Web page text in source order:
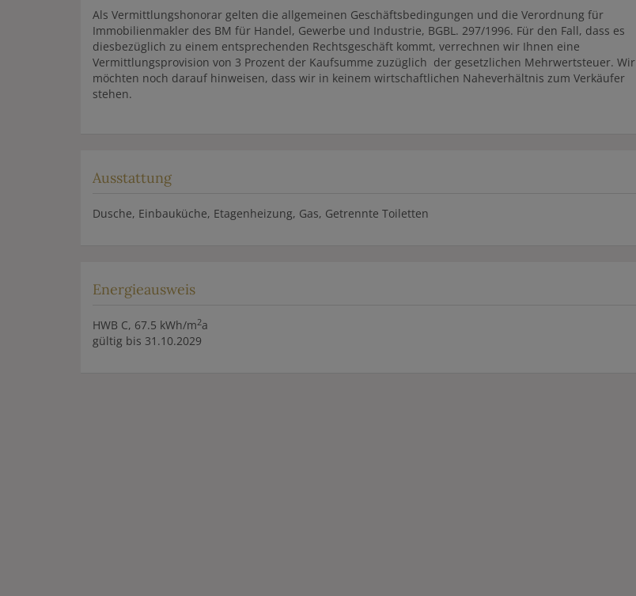
Als Vermittlungshonorar gelten die allgemeinen Geschäftsbedingungen und die Verordnung für
Immobilienmakler des BM für Handel, Gewerbe und Industrie, BGBL. 297/1996. Für den Fall, dass es
diesbezüglich zu einem entsprechenden Rechtsgeschäft kommt, verrechnen wir Ihnen eine
Vermittlungsprovision von 3 Prozent der Kaufsumme zuzüglich der gesetzlichen Mehrwertsteuer. Wir
möchten noch darauf hinweisen, dass wir in keinem wirtschaftlichen Naheverhältnis zum Verkäufer
stehen.
Ausstattung
Dusche Einbauküche Etagenheizung Gas Getrennte Toiletten
Energieausweis
HWB C, 67.5 kWh/m2a
gültig bis 31.10.2029